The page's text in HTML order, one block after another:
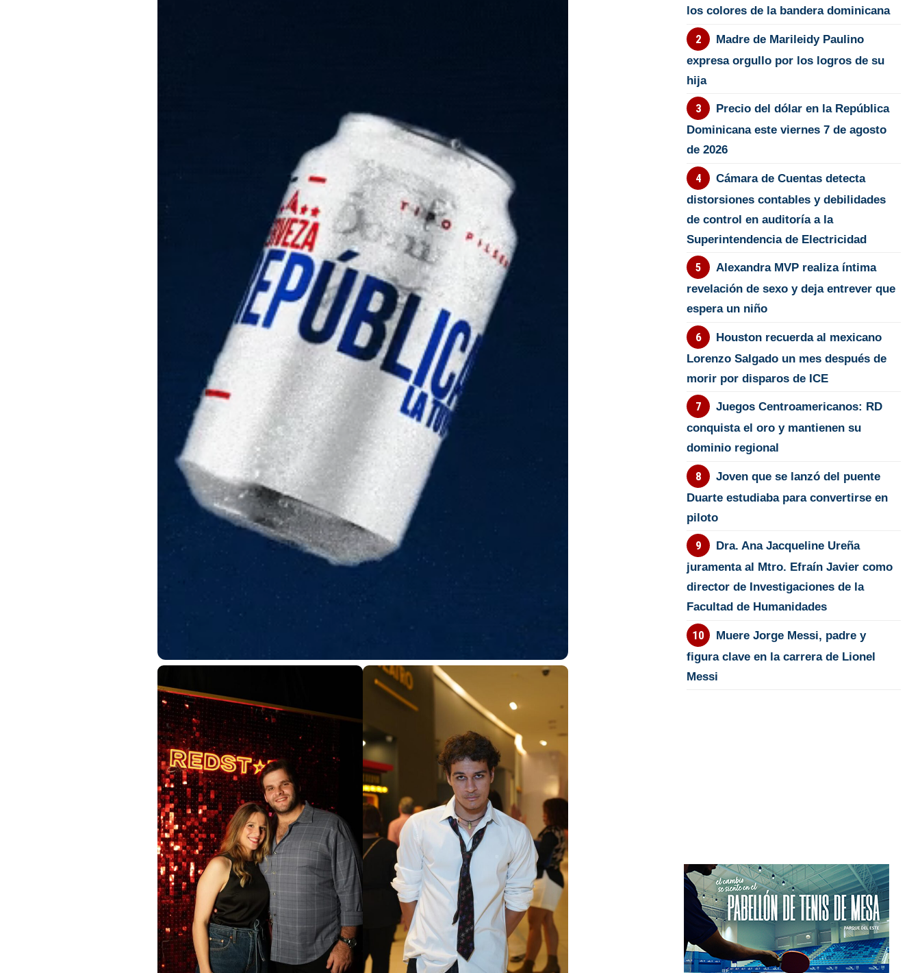
los colores de la bandera dominicana
Madre de Marileidy Paulino
expresa orgullo por los logros de su
hija
Precio del dólar en la República
Dominicana este viernes 7 de agosto
de 2026
Cámara de Cuentas detecta
distorsiones contables y debilidades
de control en auditoría a la
Superintendencia de Electricidad
Alexandra MVP realiza íntima
revelación de sexo y deja entrever que
espera un niño
Houston recuerda al mexicano
Lorenzo Salgado un mes después de
morir por disparos de ICE
Juegos Centroamericanos: RD
conquista el oro y mantienen su
dominio regional
Joven que se lanzó del puente
Duarte estudiaba para convertirse en
piloto
Dra. Ana Jacqueline Ureña
juramenta al Mtro. Efraín Javier como
director de Investigaciones de la
Facultad de Humanidades
Muere Jorge Messi, padre y
figura clave en la carrera de Lionel
Messi